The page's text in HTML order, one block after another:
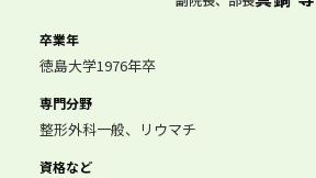
卒業年
徳島大学1976年卒
専門分野
整形外科一般、リウマチ
資格など